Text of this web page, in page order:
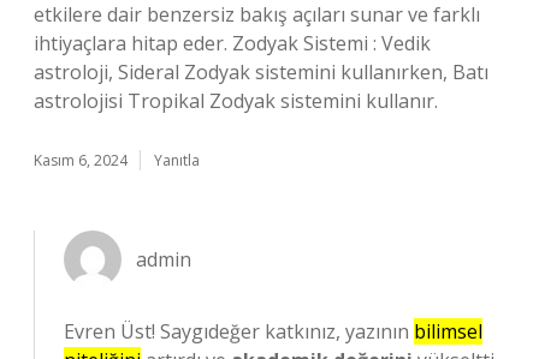
etkilere dair benzersiz bakış açıları sunar ve farklı
ihtiyaçlara hitap eder. Zodyak Sistemi : Vedik
astroloji, Sideral Zodyak sistemini kullanırken, Batı
astrolojisi Tropikal Zodyak sistemini kullanır.
Kasım 6, 2024 Yanıtla
admin
Evren Üst! Saygıdeğer katkınız, yazının bilimsel